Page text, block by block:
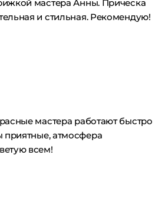
мастера Анны. Прическа
и стильная. Рекомендую!
мастера работают быстро
приятные, атмосфера
всем!